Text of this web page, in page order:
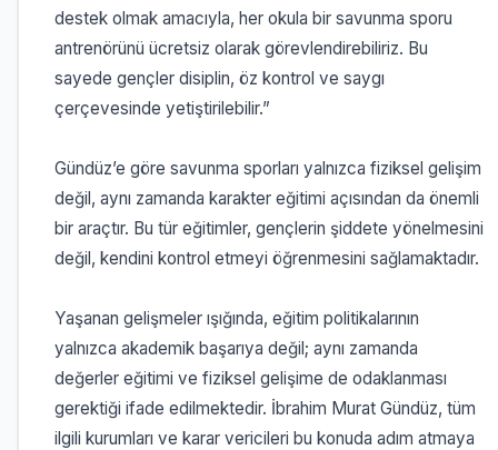
destek olmak amacıyla, her okula bir savunma sporu
antrenörünü ücretsiz olarak görevlendirebiliriz. Bu
sayede gençler disiplin, öz kontrol ve saygı
çerçevesinde yetiştirilebilir.”
Gündüz’e göre savunma sporları yalnızca fiziksel gelişim
değil, aynı zamanda karakter eğitimi açısından da önemli
bir araçtır. Bu tür eğitimler, gençlerin şiddete yönelmesini
değil, kendini kontrol etmeyi öğrenmesini sağlamaktadır.
Yaşanan gelişmeler ışığında, eğitim politikalarının
yalnızca akademik başarıya değil; aynı zamanda
değerler eğitimi ve fiziksel gelişime de odaklanması
gerektiği ifade edilmektedir. İbrahim Murat Gündüz, tüm
ilgili kurumları ve karar vericileri bu konuda adım atmaya